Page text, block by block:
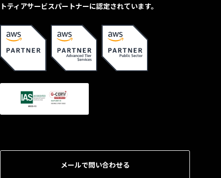
トティアサービスパートナーに認定されています。
メールで問い合わせる